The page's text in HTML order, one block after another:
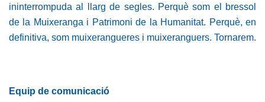
ininterrompuda al llarg de segles. Perquè som el bressol
de la Muixeranga i Patrimoni de la Humanitat. Perquè, en
definitiva, som muixerangueres i muixeranguers. Tornarem.
Equip de comunicació